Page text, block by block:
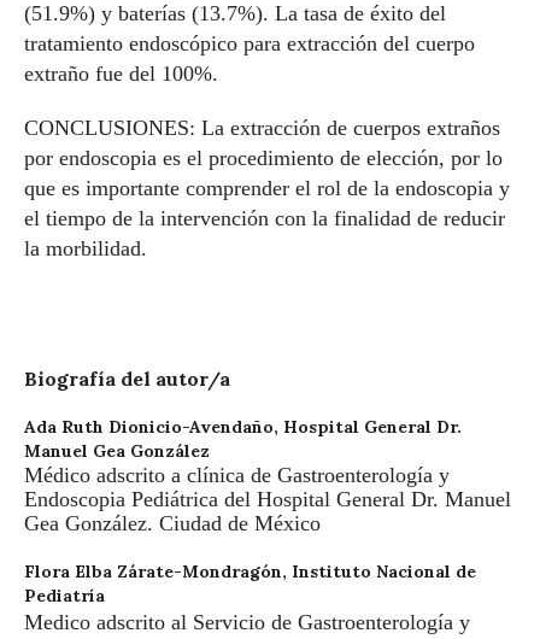
(51.9%) y baterías (13.7%). La tasa de éxito del
tratamiento endoscópico para extracción del cuerpo
extraño fue del 100%.
CONCLUSIONES: La extracción de cuerpos extraños
por endoscopia es el procedimiento de elección, por lo
que es importante comprender el rol de la endoscopia y
el tiempo de la intervención con la finalidad de reducir
la morbilidad.
Biografía del autor/a
Ada Ruth Dionicio-Avendaño, Hospital General Dr.
Manuel Gea González
Médico adscrito a clínica de Gastroenterología y
Endoscopia Pediátrica del Hospital General Dr. Manuel
Gea González. Ciudad de México
Flora Elba Zárate-Mondragón, Instituto Nacional de
Pediatría
Medico adscrito al Servicio de Gastroenterología y